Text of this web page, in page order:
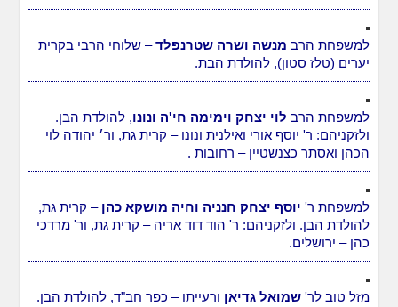
למשפחת הרב מנשה ושרה שטרנפלד– שלוחי הרבי בקרית
יערים (טלז סטון), להולדת הבת.
למשפחת הרב לוי יצחק וימימה חי'ה ונונו, להולדת הבן.
ולזקניהם: ר' יוסף אורי ואילנית ונונו – קרית גת, ור׳ יהודה לוי
הכהן ואסתר כצנשטיין – רחובות .
למשפחת ר' יוסף יצחק חנניה וחיה מושקא כהן – קרית גת,
להולדת הבן. ולזקניהם: ר' הוד דוד אריה – קרית גת, ור' מרדכי
כהן – ירושלים.
מזל טוב לר'שמואל גדיאן ורעייתו – כפר חב"ד, להולדת הבן.